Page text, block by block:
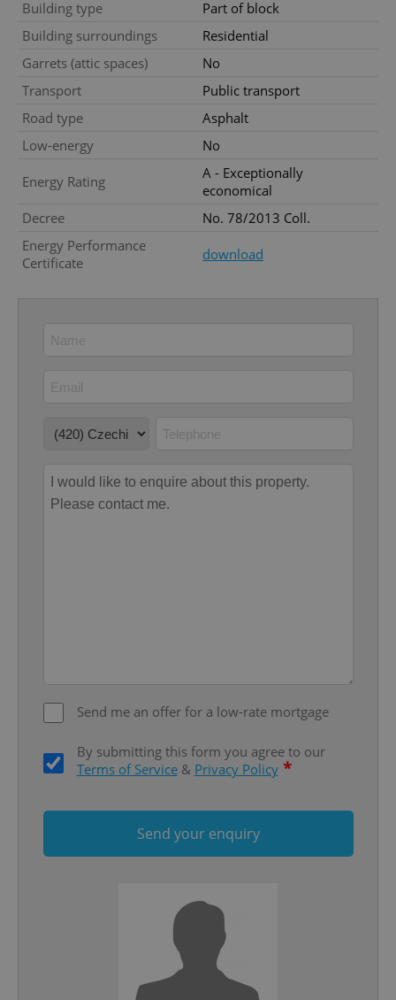
Building type
Part of block
Building surroundings
Residential
Garrets (attic spaces)
No
Transport
Public transport
Road type
Asphalt
Low-energy
No
Energy Rating
A - Exceptionally
economical
Decree
No. 78/2013 Coll.
Energy Performance
Certificate
download
Send me an offer for a low-rate mortgage
By submitting this form you agree to our
Terms of Service& Privacy Policy *
Send your enquiry
missing_agency_profile_modal_displayed
Privacy Policy